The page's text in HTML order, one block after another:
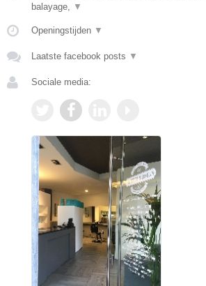
balayage, ▼
Openingstijden ▼
Laatste facebook posts ▼
Sociale media: